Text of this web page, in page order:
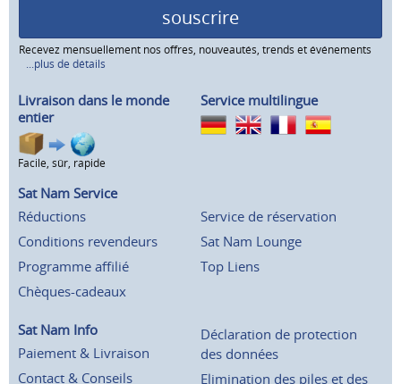
souscrire
Recevez mensuellement nos offres, nouveautés, trends et événements
...plus de détails
Livraison dans le monde
entier
Facile, sûr, rapide
Service multilingue
Sat Nam Service
Réductions
Conditions revendeurs
Programme affilié
Chèques-cadeaux
Service de réservation
Sat Nam Lounge
Top Liens
Sat Nam Info
Paiement & Livraison
Contact & Conseils
Déclaration de protection
des données
Elimination des piles et des